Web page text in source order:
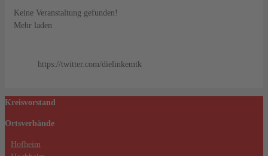
Keine Veranstaltung gefunden!
Mehr laden
https://twitter.com/dielinkemtk
Kreisvorstand
Ortsverbände
Hofheim